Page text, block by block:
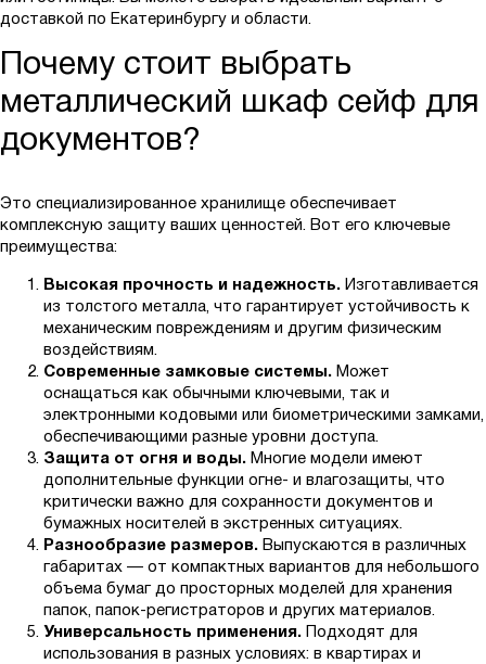
доставкой по Екатеринбургу и области.
Почему стоит выбрать
металлический шкаф сейф для
документов?
Это специализированное хранилище обеспечивает
комплексную защиту ваших ценностей. Вот его ключевые
преимущества:
Высокая прочность и надежность. Изготавливается
из толстого металла, что гарантирует устойчивость к
механическим повреждениям и другим физическим
воздействиям.
Современные замковые системы. Может
оснащаться как обычными ключевыми, так и
электронными кодовыми или биометрическими замками,
обеспечивающими разные уровни доступа.
Защита от огня и воды. Многие модели имеют
дополнительные функции огне- и влагозащиты, что
критически важно для сохранности документов и
бумажных носителей в экстренных ситуациях.
Разнообразие размеров. Выпускаются в различных
габаритах — от компактных вариантов для небольшого
объема бумаг до просторных моделей для хранения
папок, папок-регистраторов и других материалов.
Универсальность применения. Подходят для
использования в разных условиях: в квартирах и